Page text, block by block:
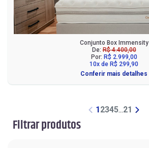
Filtrar produtos
Conjunto Box Immensity
De:R$ 4.400,00
Por: R$ 2.999,00
10x de R$ 299,90
Conferir mais detalhes
1 2345...21